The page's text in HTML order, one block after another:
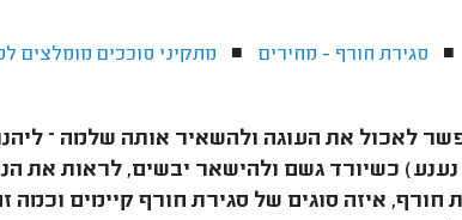
■ סגירת חורף - מחירים ■ מתקיני סוככים מומלצים
לאכול את העוגה ולהשאיר אותה שלמה –
כשיורד גשם ולהישאר יבשים, לראות את
חורף, איזה סוגים של סגירת חורף קיימים